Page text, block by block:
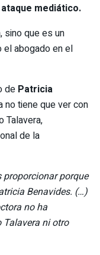
mediático.
sino que es un
el abogado en el
de Patricia
no tiene que ver con
Talavera,
de la
proporcionar porque
Benavides. (…)
no ha
ni otro